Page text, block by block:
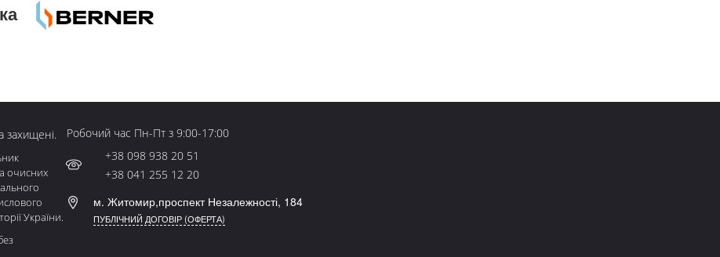
захищені.
очисних
України.
Робочий час Пн-Пт з 9:00-17:00
+38 098 938 20 51
+38 041 255 12 20
м. Житомир,проспект Незалежності, 184
ПУБЛІЧНИЙ ДОГОВІР (ОФЕРТА)